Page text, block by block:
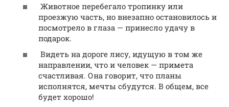
Животное перебегало тропинку или
проезжую часть, но внезапно остановилось и
посмотрело в глаза — принесло удачу в
подарок.
Видеть на дороге лису, идущую в том же
направлении, что и человек — примета
счастливая. Она говорит, что планы
исполнятся, мечты сбудутся. В общем, все
будет хорошо!